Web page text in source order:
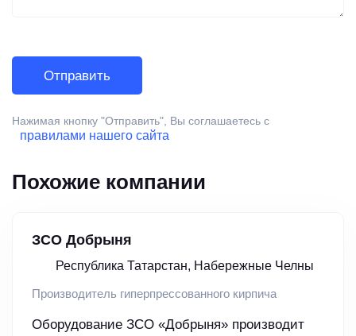
Нажимая кнопку "Отправить", Вы соглашаетесь с
правилами нашего сайта
Похожие компании
ЗСО Добрыня
Республика Татарстан, Набережные Челны
Производитель гиперпрессованного кирпича
Оборудование ЗСО «Добрыня» производит